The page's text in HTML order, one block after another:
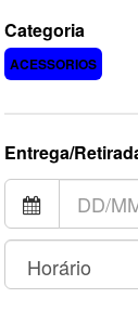
Categoria
ACESSORIOS
Entrega/